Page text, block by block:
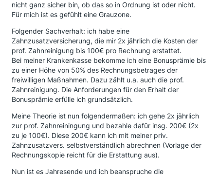
nicht ganz sicher bin, ob das so in Ordnung ist oder nicht.
Für mich ist es gefühlt eine Grauzone.
Folgender Sachverhalt: ich habe eine
Zahnzusatzversicherung, die mir 2x jährlich die Kosten der
prof. Zahnreinigung bis 100€ pro Rechnung erstattet.
Bei meiner Krankenkasse bekomme ich eine Bonusprämie bis
zu einer Höhe von 50% des Rechnungsbetrages der
freiwilligen Maßnahmen. Dazu zählt u.a. auch die prof.
Zahnreinigung. Die Anforderungen für den Erhalt der
Bonusprämie erfülle ich grundsätzlich.
Meine Theorie ist nun folgendermaßen: ich gehe 2x jährlich
zur prof. Zahnreiningung und bezahle dafür insg. 200€ (2x
zu je 100€). Diese 200€ kann ich mit meiner priv.
Zahnzusatzvers. selbstverständlich abrechnen (Vorlage der
Rechnungskopie reicht für die Erstattung aus).
Nun ist es Jahresende und ich beanspruche die